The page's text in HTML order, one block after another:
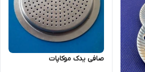
صافی یدک موکاپات